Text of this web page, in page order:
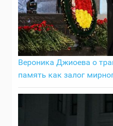
Вероника Джиоева о
память как залог